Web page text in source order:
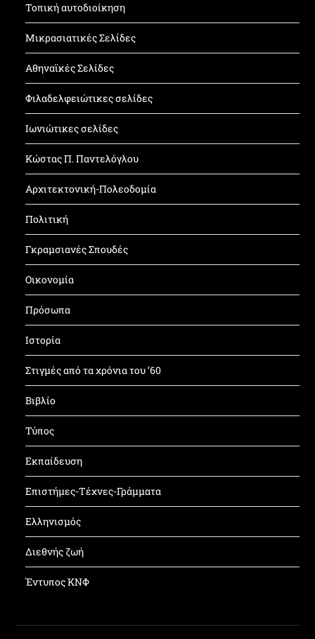
Τοπική αυτοδιοίκηση
Μικρασιατικές Σελίδες
Αθηναϊκές Σελίδες
Φιλαδελφειώτικες σελίδες
Ιωνιώτικες σελίδες
Κώστας Π. Παντελόγλου
Αρχιτεκτονική-Πολεοδομία
Πολιτική
Γκραμσιανές Σπουδές
Οικονομία
Πρόσωπα
Ιστορία
Στιγμές από τα χρόνια του ’60
Βιβλίο
Τύπος
Εκπαίδευση
Επιστήμες-Τέχνες-Γράμματα
Ελληνισμός
Διεθνής ζωή
Έντυπος ΚΝΦ